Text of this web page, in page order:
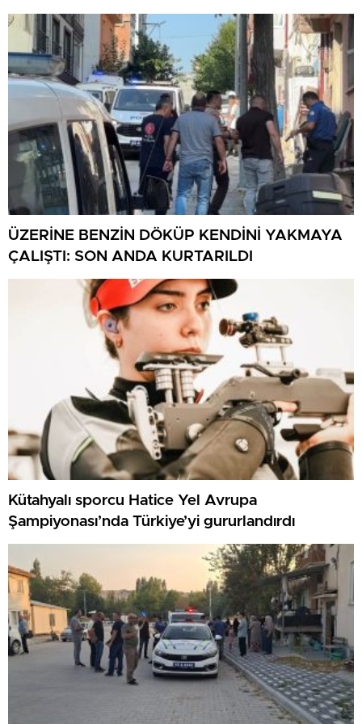
ÜZERİNE BENZİN DÖKÜP KENDİNİ YAKMAYA
ÇALIŞTI: SON ANDA KURTARILDI
Kütahyalı sporcu Hatice Yel Avrupa
Şampiyonası’nda Türkiye’yi gururlandırdı